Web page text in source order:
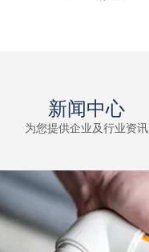
新闻中心
为您提供企业及行业资讯